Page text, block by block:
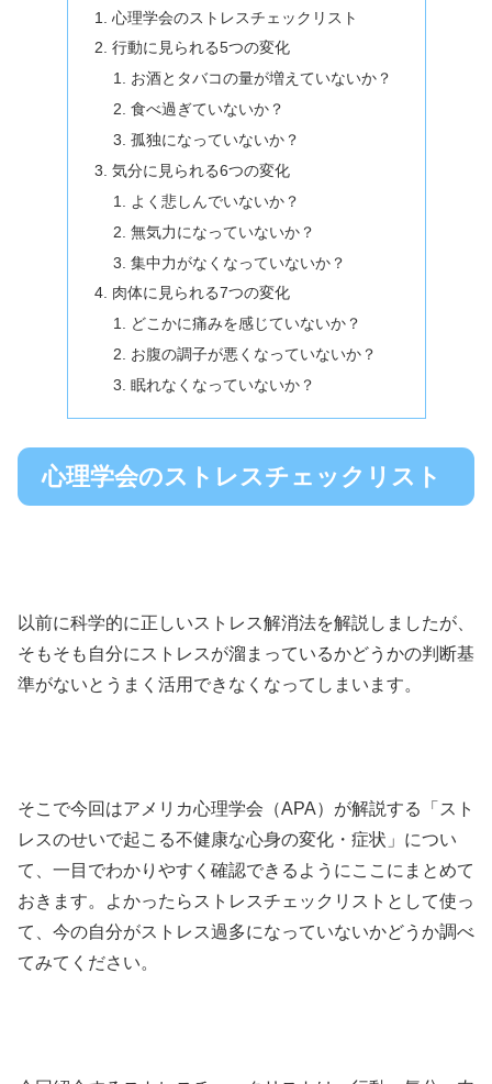
心理学会のストレスチェックリスト
行動に見られる5つの変化
お酒とタバコの量が増えていないか？
食べ過ぎていないか？
孤独になっていないか？
気分に見られる6つの変化
よく悲しんでいないか？
無気力になっていないか？
集中力がなくなっていないか？
肉体に見られる7つの変化
どこかに痛みを感じていないか？
お腹の調子が悪くなっていないか？
眠れなくなっていないか？
心理学会のストレスチェックリスト
以前に科学的に正しいストレス解消法を解説しましたが、
そもそも自分にストレスが溜まっているかどうかの判断基
準がないとうまく活用できなくなってしまいます。
そこで今回はアメリカ心理学会（APA）が解説する「スト
レスのせいで起こる不健康な心身の変化・症状」につい
て、一目でわかりやすく確認できるようにここにまとめて
おきます。よかったらストレスチェックリストとして使っ
て、今の自分がストレス過多になっていないかどうか調べ
てみてください。